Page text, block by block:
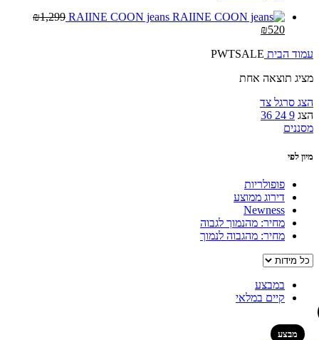
RAIINE COON jeans
₪1,299
₪520
עמוד הבית PWTSALE
מציג תוצאה אחת
הצג סרגל צד
הצג 9
24
36
מסננים
מיון לפי
פופולריות
דירוג ממוצע
Newness
מחיר: מהנמוך לגבוה
מחיר: מהגבוה לנמוך
במבצע
קיים במלאי